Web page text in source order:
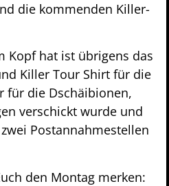
die kommenden Killer-
Kopf hat ist übrigens das
Killer Tour Shirt für die
für die Dschäibionen,
verschickt wurde und
Postannahmestellen
den Montag merken: